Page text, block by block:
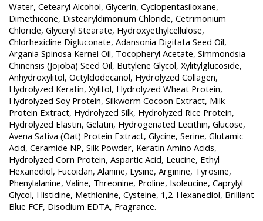
Water, Cetearyl Alcohol, Glycerin, Cyclopentasiloxane,
Dimethicone, Distearyldimonium Chloride, Cetrimonium
Chloride, Glyceryl Stearate, Hydroxyethylcellulose,
Chlorhexidine Digluconate, Adansonia Digitata Seed Oil,
Argania Spinosa Kernel Oil, Tocopheryl Acetate, Simmondsia
Chinensis (Jojoba) Seed Oil, Butylene Glycol, Xylitylglucoside,
Anhydroxylitol, Octyldodecanol, Hydrolyzed Collagen,
Hydrolyzed Keratin, Xylitol, Hydrolyzed Wheat Protein,
Hydrolyzed Soy Protein, Silkworm Cocoon Extract, Milk
Protein Extract, Hydrolyzed Silk, Hydrolyzed Rice Protein,
Hydrolyzed Elastin, Gelatin, Hydrogenated Lecithin, Glucose,
Avena Sativa (Oat) Protein Extract, Glycine, Serine, Glutamic
Acid, Ceramide NP, Silk Powder, Keratin Amino Acids,
Hydrolyzed Corn Protein, Aspartic Acid, Leucine, Ethyl
Hexanediol, Fucoidan, Alanine, Lysine, Arginine, Tyrosine,
Phenylalanine, Valine, Threonine, Proline, Isoleucine, Caprylyl
Glycol, Histidine, Methionine, Cysteine, 1,2-Hexanediol, Brilliant
Blue FCF, Disodium EDTA, Fragrance.